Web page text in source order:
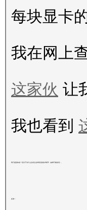
已恢复
摘要（新
进度
已拒绝
恢复点
3072
速度
速度
速度
每块显卡
我在网上
这家伙 让
我也看到
我只是想知道一些关于为什么会发生这种情况的技术细节（如果可能的话）。
多谢！